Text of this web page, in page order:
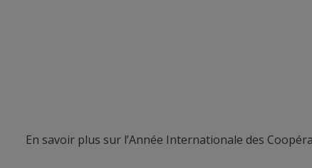
En savoir plus sur l’Année Internationale des